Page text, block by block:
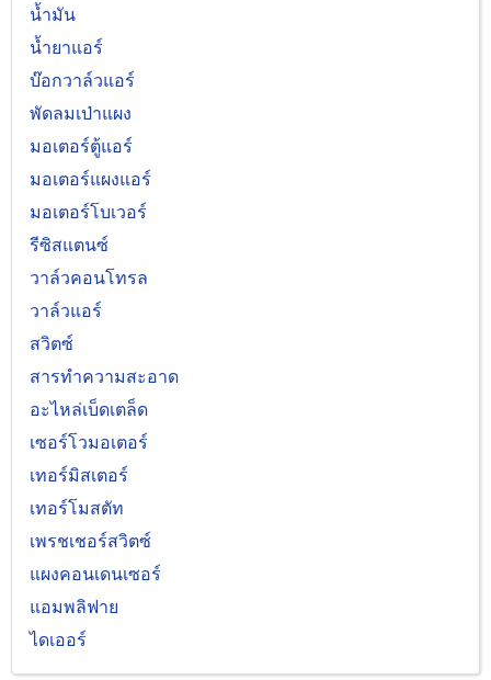
น้ำมัน
น้ำยาแอร์
บ๊อกวาล์วแอร์
พัดลมเป่าแผง
มอเตอร์ตู้แอร์
มอเตอร์แผงแอร์
มอเตอร์โบเวอร์
รีซิสแตนซ์
วาล์วคอนโทรล
วาล์วแอร์
สวิตซ์
สารทำความสะอาด
อะไหล่เบ็ดเตล็ด
เซอร์โวมอเตอร์
เทอร์มิสเตอร์
เทอร์โมสตัท
เพรชเชอร์สวิตซ์
แผงคอนเดนเซอร์
แอมพลิฟาย
ไดเออร์